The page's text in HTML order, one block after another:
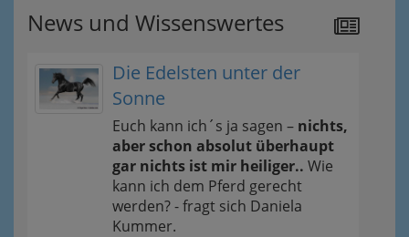
News und Wissenswertes
Die Edelsten unter der
Sonne
Euch kann ich´s ja sagen – nichts,
aber schon absolut überhaupt
gar nichts ist mir heiliger.. Wie
kann ich dem Pferd gerecht
werden? - fragt sich Daniela
Kummer.